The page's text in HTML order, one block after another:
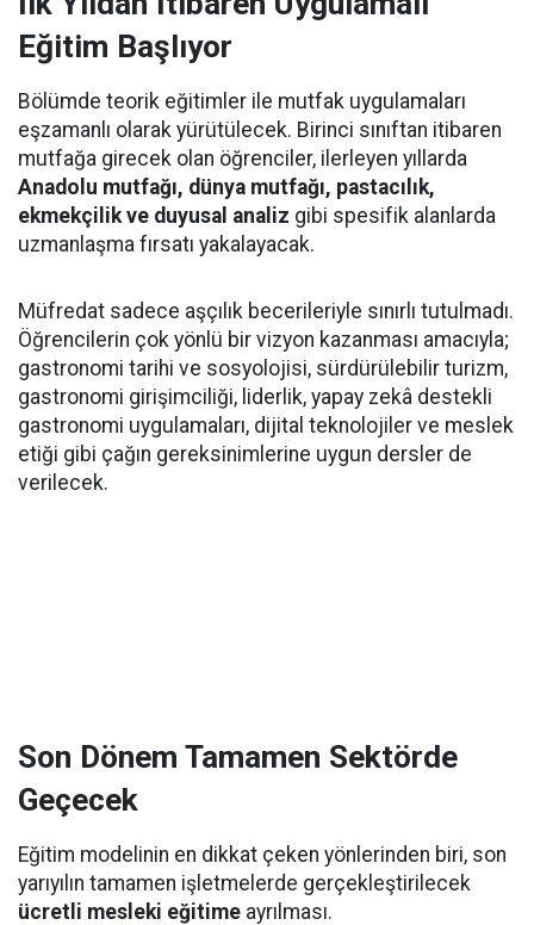
Eğitim Başlıyor
Bölümde teorik eğitimler ile mutfak uygulamaları
eşzamanlı olarak yürütülecek. Birinci sınıftan itibaren
mutfağa girecek olan öğrenciler, ilerleyen yıllarda
Anadolu mutfağı, dünya mutfağı, pastacılık,
ekmekçilik ve duyusal analiz gibi spesifik alanlarda
uzmanlaşma fırsatı yakalayacak.
Müfredat sadece aşçılık becerileriyle sınırlı tutulmadı.
Öğrencilerin çok yönlü bir vizyon kazanması amacıyla;
gastronomi tarihi ve sosyolojisi, sürdürülebilir turizm,
gastronomi girişimciliği, liderlik, yapay zekâ destekli
gastronomi uygulamaları, dijital teknolojiler ve meslek
etiği gibi çağın gereksinimlerine uygun dersler de
verilecek.
Son Dönem Tamamen Sektörde
Geçecek
Eğitim modelinin en dikkat çeken yönlerinden biri, son
yarıyılın tamamen işletmelerde gerçekleştirilecek
ücretli mesleki eğitime ayrılması.